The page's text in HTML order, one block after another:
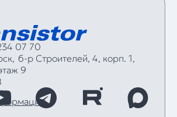
07 70
б‑р Строителей, 4, корп. 1,
9